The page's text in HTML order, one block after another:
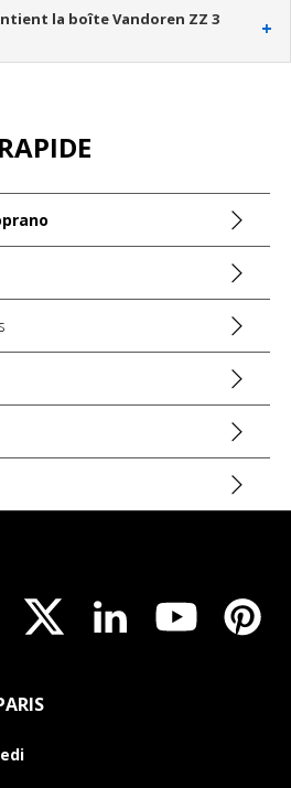
la boîte Vandoren ZZ 3